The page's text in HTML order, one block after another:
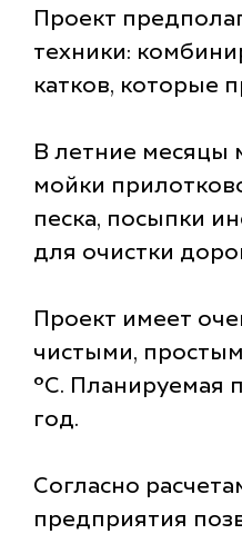
Проект
техники:
катков, которые
В летние месяцы
мойки
песка, посыпки
для очистки
Проект имеет
чистыми,
°С. Планируемая
год.
Согласно
предприятия